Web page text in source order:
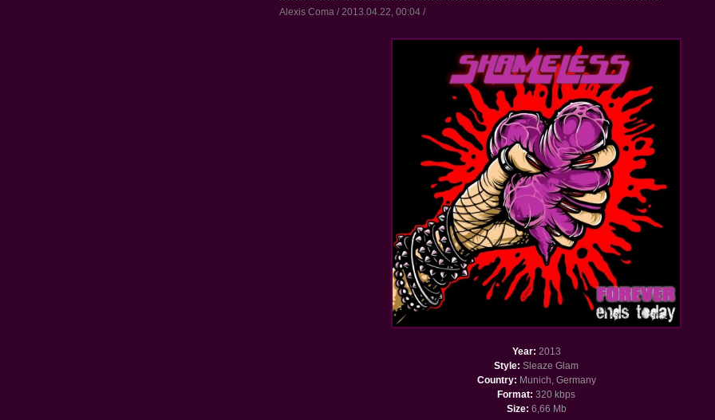
Alexis Coma / 2013.04.22, 00:04 /
Year: 2013
Style: Sleaze Glam
Country: Munich, Germany
Format: 320 kbps
Size: 6,66 Mb